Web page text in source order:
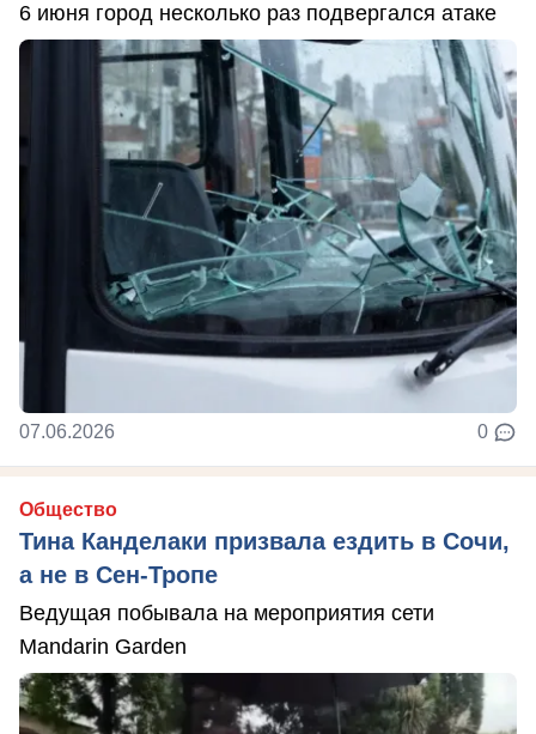
6 июня город несколько раз подвергался атаке
07.06.2026 0
Общество
Тина Канделаки призвала ездить в Сочи,
а не в Сен-Тропе
Ведущая побывала на мероприятия сети
Mandarin Garden